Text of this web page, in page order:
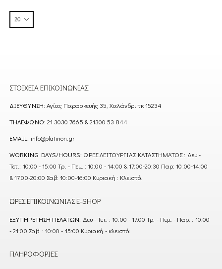
ΣΤΟΙΧΕΊΑ ΕΠΙΚΟΙΝΩΝΊΑΣ
ΔΙΕΎΘΥΝΣΗ: Αγίας Παρασκευής 35, Χαλάνδρι τκ 15234
ΤΗΛΈΦΩΝΟ: 21 3030 7665 & 21300 53 844
EMAIL: info@platinon.gr
WORKING DAYS/HOURS: ΩΡΕΣ ΛΕΙΤΟΥΡΓΙΑΣ ΚΑΤΑΣΤΗΜΑΤΟΣ : Δευ -
Τετ.: 10:00 - 15:00 Τρ. - Πεμ. : 10:00 - 14:00 & 17:00-20:30 Παρ: 10:00-14:00
& 17:00-20:00 Σαβ: 10:00-16:00 Κυριακή : Κλειστά
ΏΡΕΣ ΕΠΙΚΟΙΝΩΝΊΑΣ E-SHOP
ΕΞΥΠΗΡΈΤΗΣΗ ΠΕΛΑΤΏΝ: Δευ - Τετ. : 10:00 - 17:00 Τρ. - Πεμ. - Παρ. : 10:00
- 21:00 Σαβ. : 10:00 - 15:00 Κυριακή - κλειστά
ΠΛΗΡΟΦΟΡΊΕΣ